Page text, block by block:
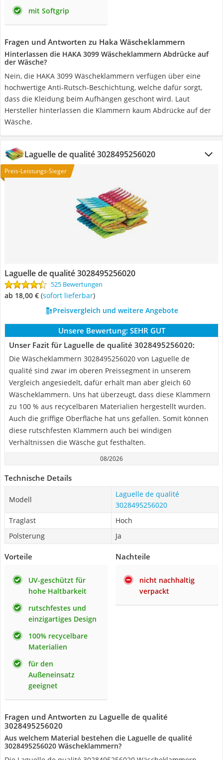
mit Softgrip
Fragen und Antworten zu Haka Wäscheklammern
Hinterlassen die HAKA ‎3099 Wäscheklammern Abdrücke auf
der Wäsche?
Nein, die HAKA ‎3099 Wäscheklammern verfügen über eine
hochwertige Anti-Rutsch-Beschichtung, welche dafür sorgt,
dass die Kleidung beim Aufhängen geschont wird. Laut
Hersteller hinterlassen die Klammern kaum Abdrücke auf der
Wäsche.
Laguelle de qualité 3028495256020
Preis-Leistungs-Sieger
Laguelle de qualité 3028495256020
525 Bewertungen
ab 18,00 € ( Sofort lieferbar)
Preisvergleich und weitere Angebote
Unsere Bewertung: SEHR GUT
Unser Fazit für Laguelle de qualité 3028495256020:
Die Wäscheklammern 3028495256020 von Laguelle de
qualité sind zwar im oberen Preissegment in unserem
Vergleich angesiedelt, dafür erhält man aber gleich 60
Wäscheklammern. Uns hat überzeugt, dass diese Klammern
zu 100 % aus recycelbaren Materialien hergestellt wurden.
Auch die griffige Oberfläche hat uns gefallen. Somit können
diese rutschfesten Klammern auch bei windigen
Verhältnissen die Wäsche gut festhalten.
08/2026
Technische Details
Modell
Laguelle de qualité
3028495256020
Traglast
Hoch
Polsterung
Ja
Vorteile
UV-geschützt für
hohe Haltbarkeit
rutschfestes und
einzigartiges Design
100% recycelbare
Materialien
für den
Außeneinsatz
geeignet
Nachteile
nicht nachhaltig
verpackt
Fragen und Antworten zu Laguelle de qualité
3028495256020
Aus welchem Material bestehen die Laguelle de qualité
3028495256020 Wäscheklammern?